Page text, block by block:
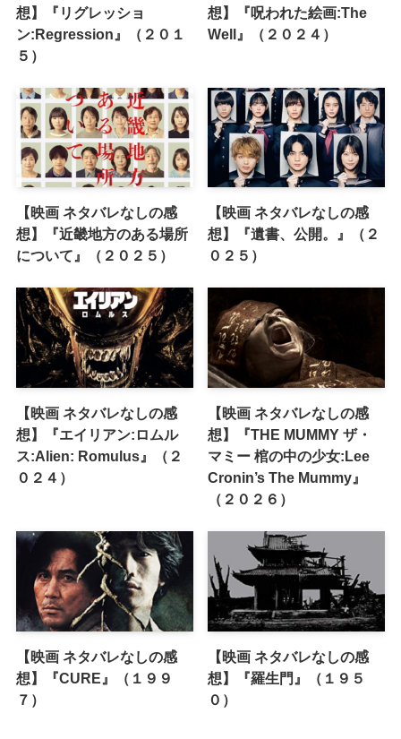
想】『リグレッショ
ン:Regression』（２０１
５）
想】『呪われた絵画:The
Well』（２０２４）
【映画 ネタバレなしの感
想】『近畿地方のある場所
について』（２０２５）
【映画 ネタバレなしの感
想】『遺書、公開。』（２
０２５）
【映画 ネタバレなしの感
想】『エイリアン:ロムル
ス:Alien: Romulus』（２
０２４）
【映画 ネタバレなしの感
想】『THE MUMMY ザ・
マミー 棺の中の少女:Lee
Cronin’s The Mummy』
（２０２６）
【映画 ネタバレなしの感
想】『CURE』（１９９
７）
【映画 ネタバレなしの感
想】『羅生門』（１９５
０）